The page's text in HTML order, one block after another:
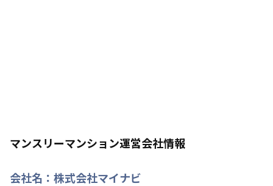
マンスリーマンション運営会社情報
会社名： 株式会社マイナビ